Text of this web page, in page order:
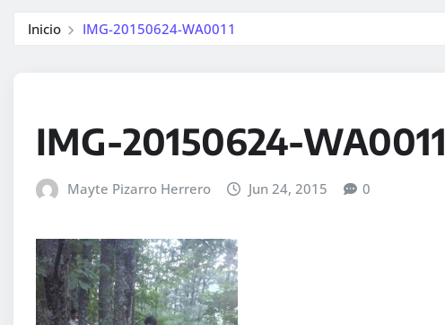
Inicio IMG-20150624-WA0011
IMG-20150624-WA0011
Mayte Pizarro Herrero Jun 24, 2015 0